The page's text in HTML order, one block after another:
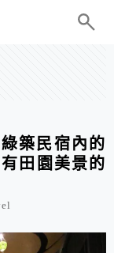
築民宿內的
田園美景的